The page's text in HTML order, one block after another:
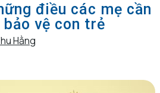
điều các mẹ cần
vệ con trẻ
Hằng